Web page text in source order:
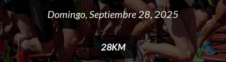
Domingo, Septiembre 28, 2025
28KM